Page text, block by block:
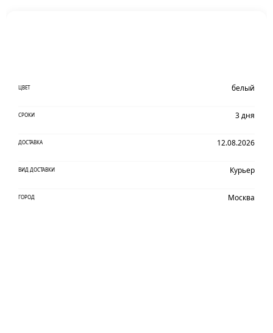
ЦВЕТ белый
СРОКИ 3 дня
ДОСТАВКА 12.08.2026
ВИД ДОСТАВКИ Курьер
ГОРОД Москва